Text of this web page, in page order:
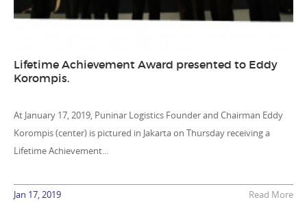
Lifetime Achievement Award presented to Eddy
Korompis.
At January 17, 2019, Puninar Logistics Founder and Chairman Eddy
Korompis (center) is pictured in Jakarta on Thursday receiving a
Lifetime Achievement...
Jan 17, 2019 Read More